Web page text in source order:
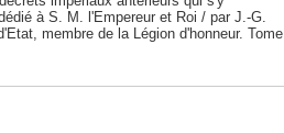
à S. M. l'Empereur et Roi / par J.-G.
membre de la Légion d'honneur. Tome